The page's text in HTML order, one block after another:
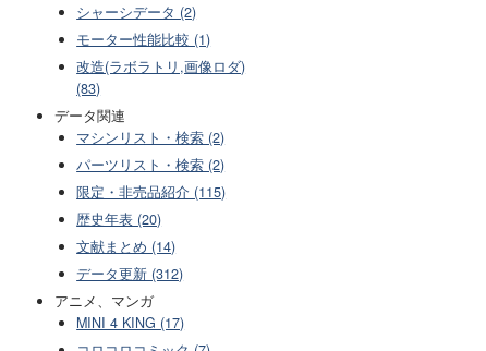
シャーシデータ (2)
モーター性能比較 (1)
改造(ラボラトリ,画像ロダ)
(83)
データ関連
マシンリスト・検索 (2)
パーツリスト・検索 (2)
限定・非売品紹介 (115)
歴史年表 (20)
文献まとめ (14)
データ更新 (312)
アニメ、マンガ
MINI 4 KING (17)